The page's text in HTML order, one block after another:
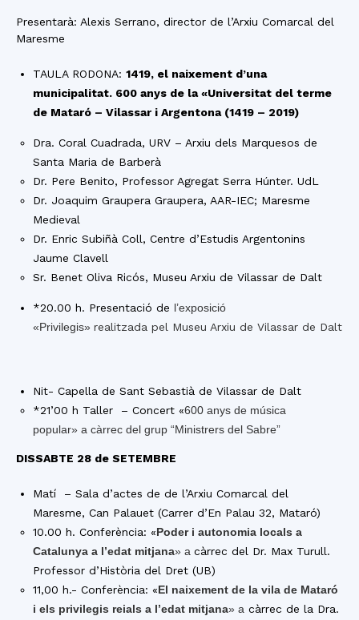
Presentarà: Alexis Serrano, director de l’Arxiu Comarcal del
Maresme
TAULA RODONA: 1419, el naixement d’una
municipalitat. 600 anys de la «Universitat del terme
de Mataró – Vilassar i Argentona (1419 – 2019)
Dra. Coral Cuadrada, URV – Arxiu dels Marquesos de
Santa Maria de Barberà
Dr. Pere Benito, Professor Agregat Serra Húnter. UdL
Dr. Joaquim Graupera Graupera, AAR-IEC; Maresme
Medieval
Dr. Enric Subiñà Coll, Centre d’Estudis Argentonins
Jaume Clavell
Sr. Benet Oliva Ricós, Museu Arxiu de Vilassar de Dalt
*20.00 h. Presentació de l’exposició
«Privilegis» realitzada pel Museu Arxiu de Vilassar de Dalt
Nit- Capella de Sant Sebastià de Vilassar de Dalt
*21’00 h Taller – Concert «600 anys de música
popular» a càrrec del grup “Ministrers del Sabre”
DISSABTE 28 de SETEMBRE
Matí – Sala d’actes de de l’Arxiu Comarcal del
Maresme, Can Palauet (Carrer d’En Palau 32, Mataró)
10.00 h. Conferència: «Poder i autonomia locals a
Catalunya a l’edat mitjana» a càrrec del Dr. Max Turull.
Professor d’Història del Dret (UB)
11,00 h.- Conferència: «El naixement de la vila de Mataró
i els privilegis reials a l’edat mitjana» a càrrec de la Dra.